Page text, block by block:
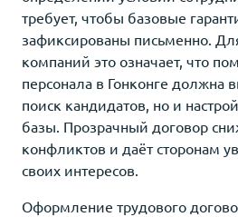
требует, чтобы базовые
зафиксированы письменно.
компаний это означает, что
персонала в Гонконге должна
поиск кандидатов, но и
базы. Прозрачный договор
конфликтов и даёт сторонам
своих интересов.
Оформление трудового